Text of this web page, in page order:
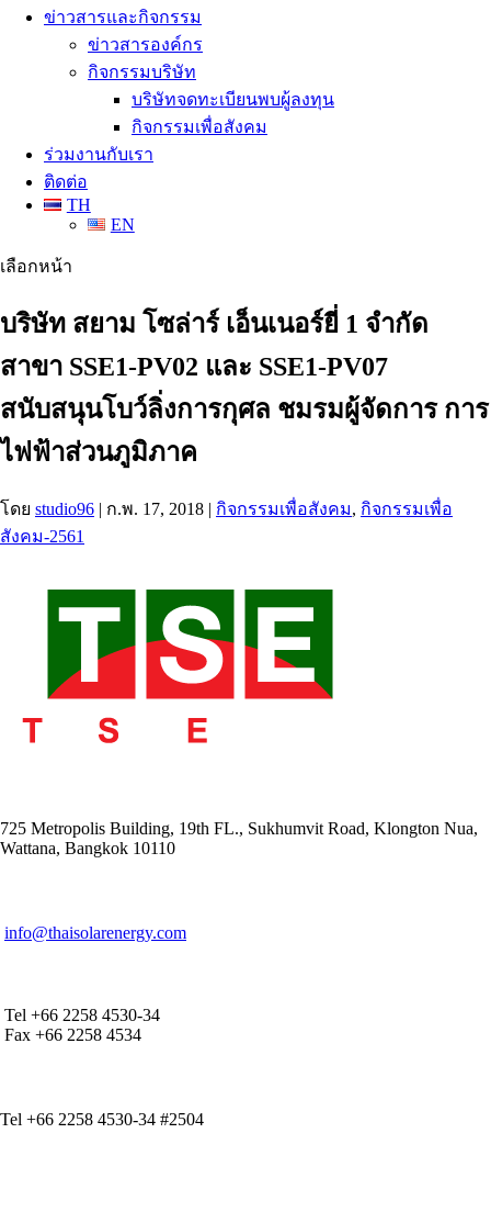
ข่าวสารและกิจกรรม
ข่าวสารองค์กร
กิจกรรมบริษัท
บริษัทจดทะเบียนพบผู้ลงทุน
กิจกรรมเพื่อสังคม
ร่วมงานกับเรา
ติดต่อ
TH
EN
เลือกหน้า
บริษัท สยาม โซล่าร์ เอ็นเนอร์ยี่ 1 จำกัด
สาขา SSE1-PV02 และ SSE1-PV07
สนับสนุนโบว์ลิ่งการกุศล ชมรมผู้จัดการ การ
ไฟฟ้าส่วนภูมิภาค
โดย studio96 | ก.พ. 17, 2018 | กิจกรรมเพื่อสังคม, กิจกรรมเพื่อ
สังคม-2561
725 Metropolis Building, 19th FL., Sukhumvit Road, Klongton Nua,
Wattana, Bangkok 10110
info@thaisolarenergy.com
Tel +66 2258 4530-34
Fax +66 2258 4534
Tel +66 2258 4530-34 #2504